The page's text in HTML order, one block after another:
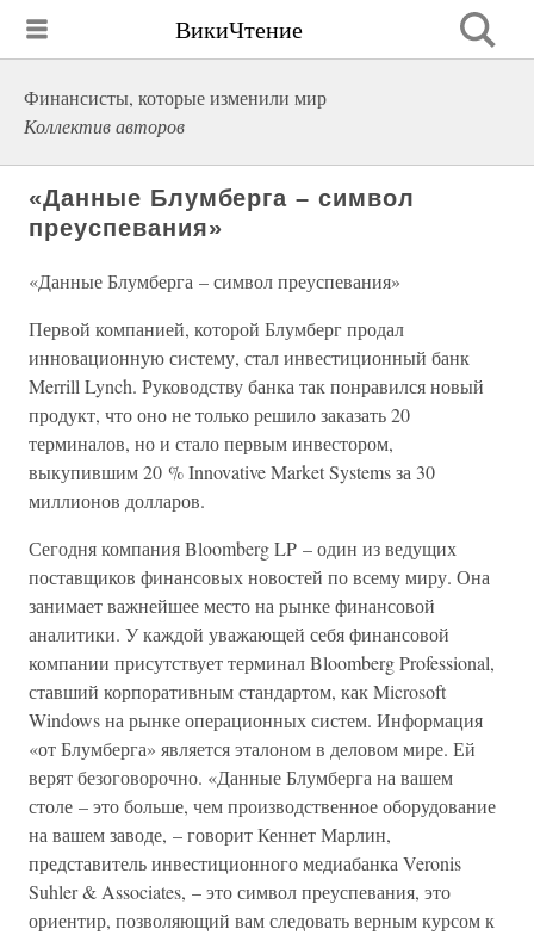
ВикиЧтение
Финансисты, которые изменили мир
Коллектив авторов
«Данные Блумберга – символ
преуспевания»
«Данные Блумберга – символ преуспевания»
Первой компанией, которой Блумберг продал
инновационную систему, стал инвестиционный банк
Merrill Lynch. Руководству банка так понравился новый
продукт, что оно не только решило заказать 20
терминалов, но и стало первым инвестором,
выкупившим 20 % Innovative Market Systems за 30
миллионов долларов.
Сегодня компания Bloomberg LP – один из ведущих
поставщиков финансовых новостей по всему миру. Она
занимает важнейшее место на рынке финансовой
аналитики. У каждой уважающей себя финансовой
компании присутствует терминал Bloomberg Professional,
ставший корпоративным стандартом, как Microsoft
Windows на рынке операционных систем. Информация
«от Блумберга» является эталоном в деловом мире. Ей
верят безоговорочно. «Данные Блумберга на вашем
столе – это больше, чем производственное оборудование
на вашем заводе, – говорит Кеннет Марлин,
представитель инвестиционного медиабанка Veronis
Suhler & Associates, – это символ преуспевания, это
ориентир, позволяющий вам следовать верным курсом к